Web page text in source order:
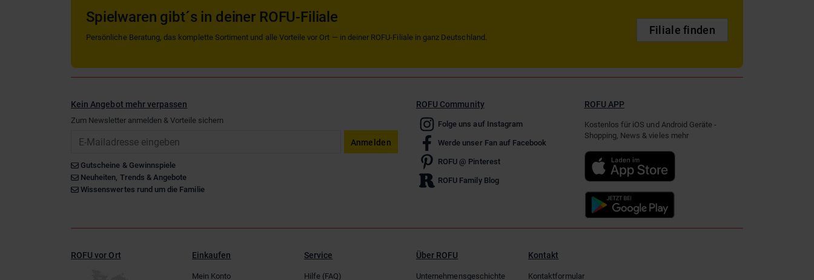
Spielwaren gibt´s in deiner ROFU-Filiale
Persönliche Beratung, das komplette Sortiment und alle Vorteile vor Ort — in deiner ROFU-Filiale in ganz Deutschland.
Filiale finden
Kein Angebot mehr verpassen
Zum Newsletter anmelden & Vorteile sichern
Anmelden
Gutscheine & Gewinnspiele
Neuheiten, Trends & Angebote
Wissenswertes rund um die Familie
ROFU Community
Folge uns auf Instagram
Werde unser Fan auf Facebook
ROFU @ Pinterest
ROFU Family Blog
ROFU APP
Kostenlos für iOS und Android Geräte -
Shopping, News & vieles mehr
ROFU vor Ort Einkaufen
Mein Konto
Service
Hilfe (FAQ)
Über ROFU
Unternehmensgeschichte
Kontakt
Kontaktformular